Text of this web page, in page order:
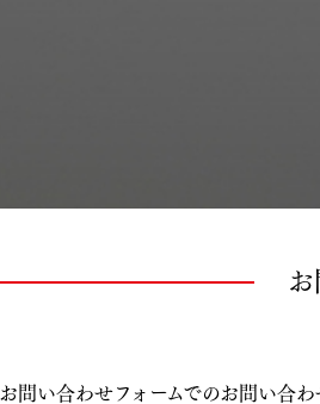
お問い合わせフォームでのお問い合